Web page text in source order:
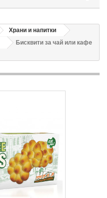
Храни и напитки
Бисквити за чай или кафе